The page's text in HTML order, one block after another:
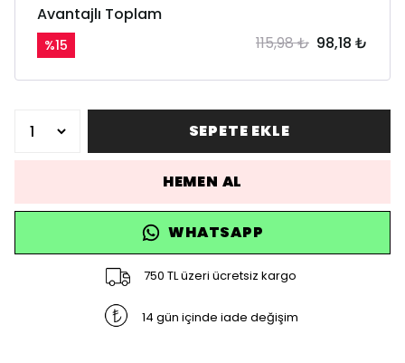
Avantajlı Toplam
%15 115,98 ₺ 98,18 ₺
SEPETE EKLE
HEMEN AL
WHATSAPP
750 TL üzeri ücretsiz kargo
14 gün içinde iade değişim